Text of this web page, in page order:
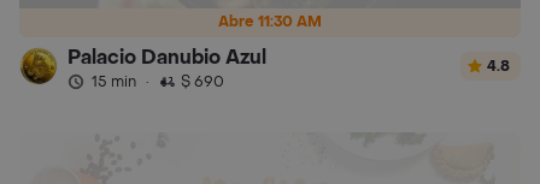
Abre 11:30 AM
Palacio Danubio Azul
15 min · $ 690
4.8